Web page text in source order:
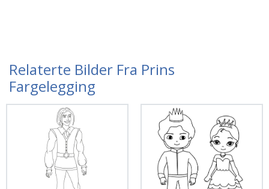
Relaterte Bilder Fra Prins
Fargelegging